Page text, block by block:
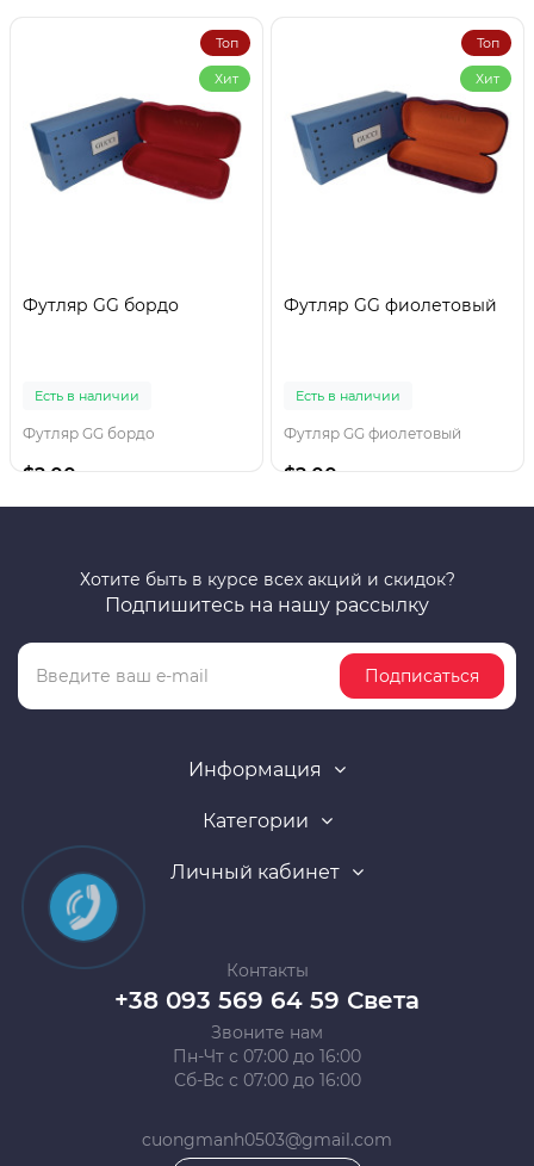
Топ
Хит
Футляр GG бордо
Есть в наличии
Футляр GG бордо
$2.00
Топ
Хит
Футляр GG фиолетовый
Есть в наличии
Футляр GG фиолетовый
$2.00
Хотите быть в курсе всех акций и скидок?
Подпишитесь на нашу рассылку
Подписаться
Информация
Категории
Личный кабинет
Контакты
+38 093 569 64 59 Света
Звоните нам
Пн-Чт с 07:00 до 16:00
Сб-Вс с 07:00 до 16:00
cuongmanh0503@gmail.com